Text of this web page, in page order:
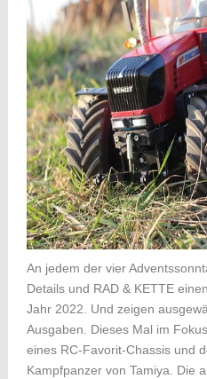
An jedem der vier
Details und RAD & KETTE
Jahr 2022. Und zeigen
Ausgaben. Dieses Mal im
eines RC-Favorit-Chassis und
Kampfpanzer von Tamiya. Die